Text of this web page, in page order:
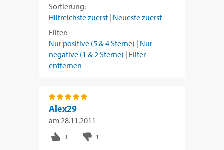
Sortierung:
Hilfreichste zuerst | Neueste zuerst
Filter:
Nur positive (5 & 4 Sterne) | Nur
negative (1 & 2 Sterne) | Filter
entfernen
Alex29
am28.11.2011